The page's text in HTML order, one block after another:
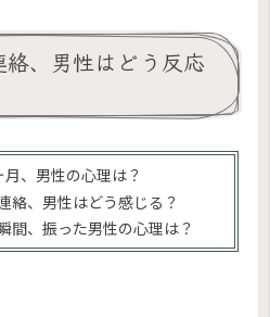
、男性はどう反応
、男性の心理は？
絡、男性はどう感じる？
間、振った男性の心理は？